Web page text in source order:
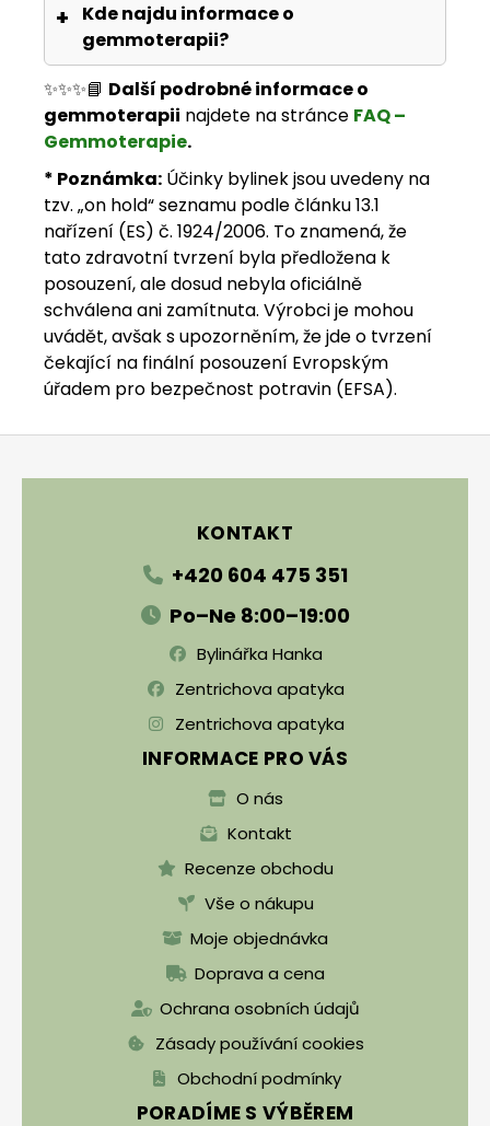
Kde najdu informace o
gemmoterapii?
✨✨✨📘 Další podrobné informace o
gemmoterapii najdete na stránce FAQ –
Gemmoterapie.
* Poznámka: Účinky bylinek jsou uvedeny na
tzv. „on hold“ seznamu podle článku 13.1
nařízení (ES) č. 1924/2006. To znamená, že
tato zdravotní tvrzení byla předložena k
posouzení, ale dosud nebyla oficiálně
schválena ani zamítnuta. Výrobci je mohou
uvádět, avšak s upozorněním, že jde o tvrzení
čekající na finální posouzení Evropským
úřadem pro bezpečnost potravin (EFSA).
KONTAKT
+420 604 475 351
Po–Ne 8:00–19:00
Bylinářka Hanka
Zentrichova apatyka
Zentrichova apatyka
INFORMACE PRO VÁS
O nás
Kontakt
Recenze obchodu
Vše o nákupu
Moje objednávka
Doprava a cena
Ochrana osobních údajů
Zásady používání cookies
Obchodní podmínky
PORADÍME S VÝBĚREM